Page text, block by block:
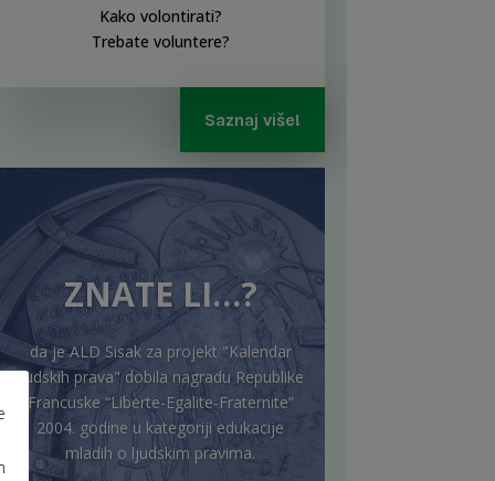
Kako volontirati?
Trebate voluntere?
Saznaj više!
ZNATE LI…?
da je ALD Sisak za projekt "Kalendar
ljudskih prava" dobila nagradu Republike
Francuske “Liberte-Egalite-Fraternite”
2004. godine u kategoriji edukacije
mladih o ljudskim pravima.